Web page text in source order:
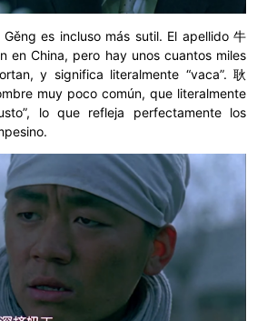
es incluso más sutil. El apellido 牛
en China, pero hay unos cuantos miles
y significa literalmente “vaca”. 耿
muy poco común, que literalmente
lo que refleja perfectamente los